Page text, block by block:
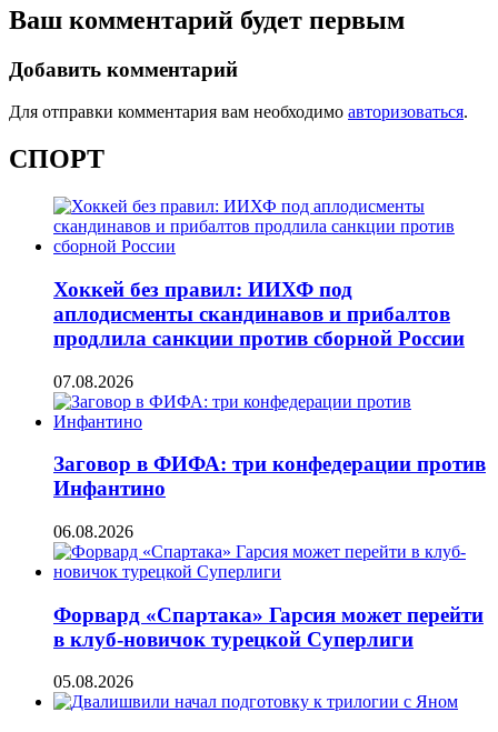
Ваш комментарий будет первым
Добавить комментарий
Для отправки комментария вам необходимо авторизоваться.
СПОРТ
Хоккей без правил: ИИХФ под
аплодисменты скандинавов и прибалтов
продлила санкции против сборной России
07.08.2026
Заговор в ФИФА: три конфедерации против
Инфантино
06.08.2026
Форвард «Спартака» Гарсия может перейти
в клуб-новичок турецкой Суперлиги
05.08.2026